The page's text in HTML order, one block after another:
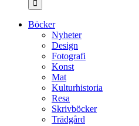
Böcker
Nyheter
Design
Fotografi
Konst
Mat
Kulturhistoria
Resa
Skrivböcker
Trädgård